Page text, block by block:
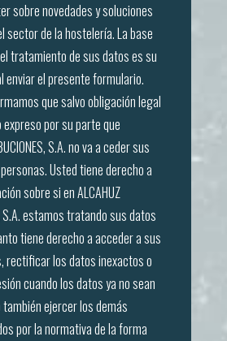
sobre novedades y soluciones
sector de la hostelería. La base
tratamiento de sus datos es su
enviar el presente formulario.
que salvo obligación legal
por su parte que
S.A. no va a ceder sus
Usted tiene derecho a
sobre si en ALCAHUZ
S.A. estamos tratando sus datos
tiene derecho a acceder a sus
rectificar los datos inexactos o
cuando los datos ya no sean
ejercer los demás
por la normativa de la forma